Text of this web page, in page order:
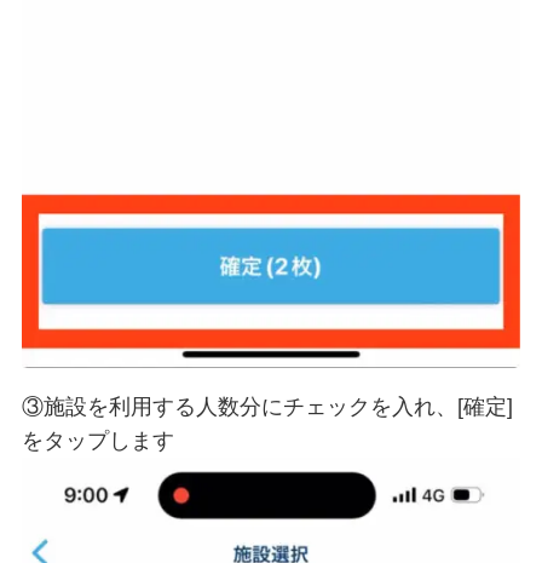
③施設を利用する人数分にチェックを入れ、[確定]
をタップします